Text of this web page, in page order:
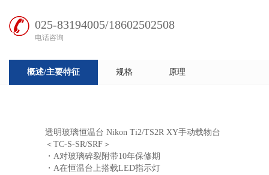
025-83194005/18602502508
电话咨询
概述/主要特征 规格 原理
透明玻璃恒温台 Nikon Ti2/TS2R XY手动载物台
＜TC-S-SR/SRF＞
・A对玻璃碎裂附带10年保修期
・A在恒温台上搭载LED指示灯